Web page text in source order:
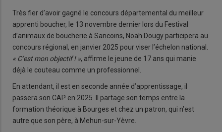
Très fier d’avoir gagné le concours départemental du meilleur
apprenti boucher, le 13 novembre dernier lors du Festival
d’animaux de boucherie à Sancoins, Noah Dougy participera au
concours régional, en janvier 2025 pour viser l’échelon national.
« C’est mon objectif ! », affirme le jeune de 17 ans qui manie
déjà le couteau comme un professionnel.
En attendant, il est en seconde année d’apprentissage, il
passera son CAP en 2025. Il partage son temps entre la
formation théorique à Bourges et chez un patron, qui n’est
autre que son père, à Mehun-sur-Yèvre.